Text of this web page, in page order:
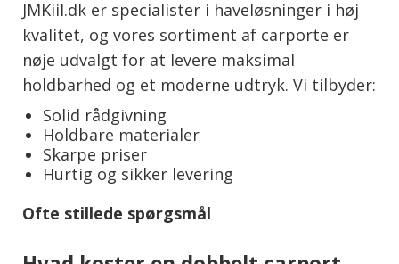
JMKiil.dk er specialister i haveløsninger i høj
kvalitet, og vores sortiment af carporte er
nøje udvalgt for at levere maksimal
holdbarhed og et moderne udtryk. Vi tilbyder:
Solid rådgivning
Holdbare materialer
Skarpe priser
Hurtig og sikker levering
Ofte stillede spørgsmål